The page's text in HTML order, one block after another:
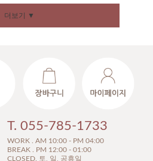
더보기 ▼
T. 055-785-1733
WORK . AM 10:00 - PM 04:00
BREAK . PM 12:00 - 01:00
CLOSED. 토, 일, 공휴일